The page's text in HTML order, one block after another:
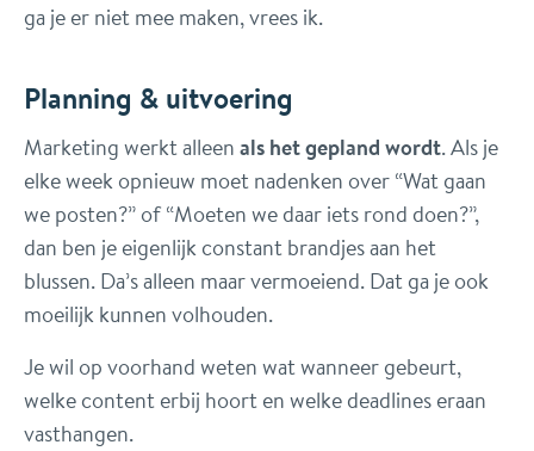
ga je er niet mee maken, vrees ik.
Planning & uitvoering
Marketing werkt alleenals het gepland wordt. Als je
elke week opnieuw moet nadenken over “Wat gaan
we posten?” of “Moeten we daar iets rond doen?”,
dan ben je eigenlijk constant brandjes aan het
blussen. Da’s alleen maar vermoeiend. Dat ga je ook
moeilijk kunnen volhouden.
Je wil op voorhand weten wat wanneer gebeurt,
welke content erbij hoort en welke deadlines eraan
vasthangen.